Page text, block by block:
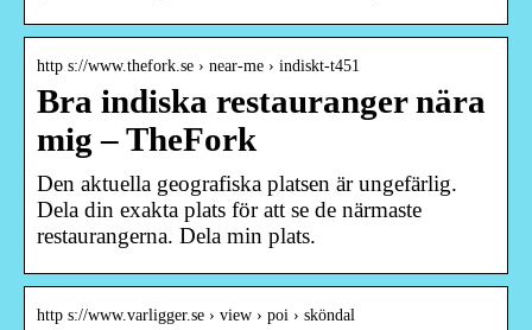
http s://www.thefork.se › near-me › indiskt-t451
Bra indiska restauranger nära
mig – TheFork
Den aktuella geografiska platsen är ungefärlig.
Dela din exakta plats för att se de närmaste
restaurangerna. Dela min plats.
http s://www.varligger.se › view › poi › sköndal